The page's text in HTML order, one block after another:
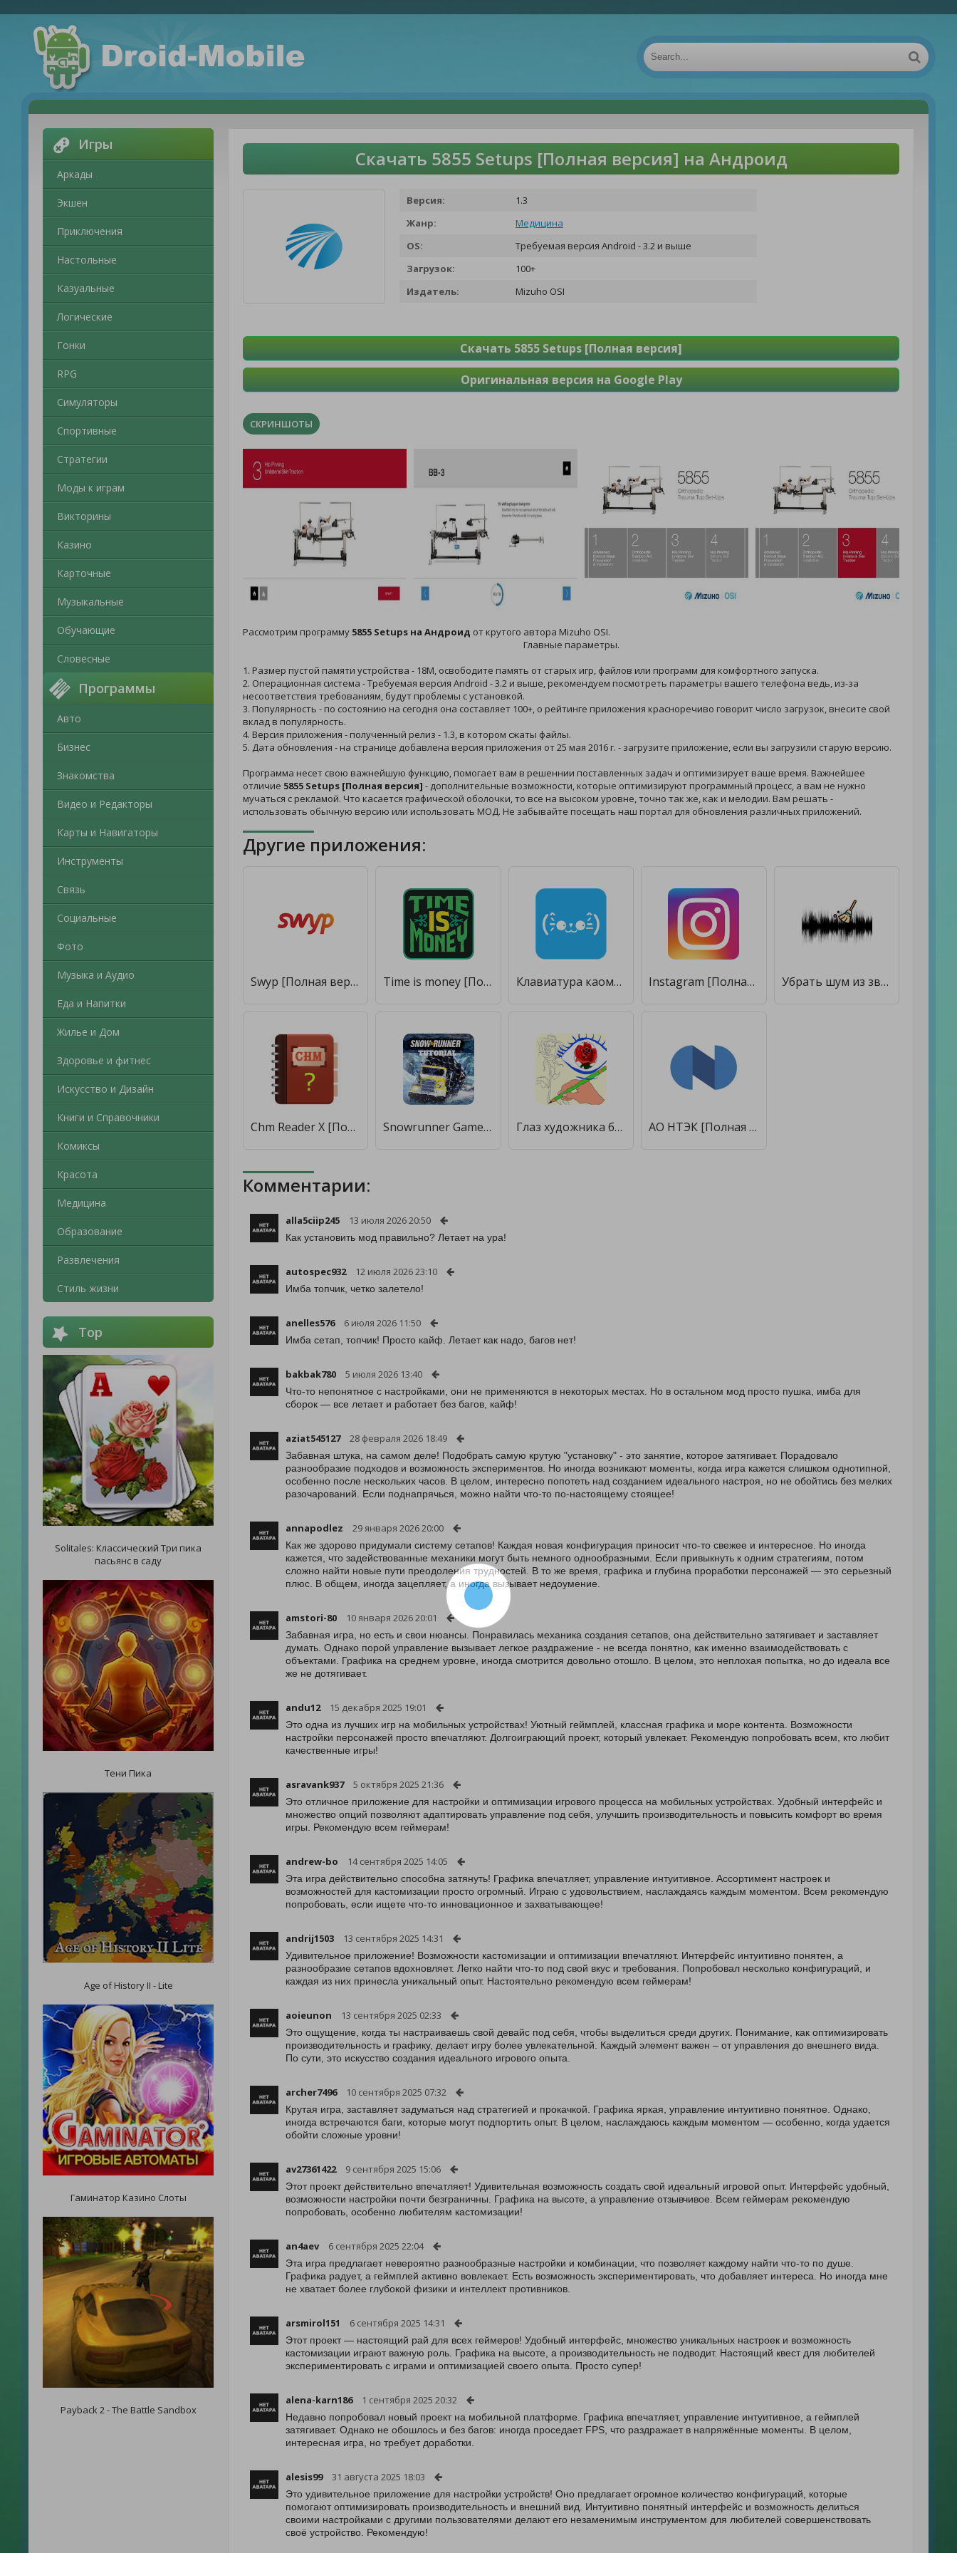
Игры
Аркады
Экшен
Приключения
Настольные
Казуальные
Логические
Гонки
RPG
Симуляторы
Спортивные
Стратегии
Моды к играм
Викторины
Казино
Карточные
Музыкальные
Обучающие
Словесные
Программы
Авто
Бизнес
Знакомства
Видео и Редакторы
Карты и Навигаторы
Инструменты
Связь
Социальные
Фото
Музыка и Аудио
Еда и Напитки
Жилье и Дом
Здоровье и фитнес
Искусство и Дизайн
Книги и Справочники
Комиксы
Красота
Медицина
Образование
Развлечения
Стиль жизни
Top
Solitales: Классический Три пика
пасьянс в саду
Тени Пика
Age of History II - Lite
Гаминатор Казино Слоты
Payback 2 - The Battle Sandbox
Скачать 5855 Setups [Полная версия] на Андроид
Версия:
1.3
Жанр:
Медицина
OS:
Требуемая версия Android - 3.2 и выше
Загрузок:
100+
Издатель:
Mizuho OSI
Скачать 5855 Setups [Полная версия]
Оригинальная версия на Google Play
СКРИНШОТЫ
Рассмотрим программу 5855 Setups на Андроид от крутого автора Mizuho OSI.
Главные параметры.
1. Размер пустой памяти устройства - 18M, освободите память от старых игр, файлов или программ для комфортного запуска.
2. Операционная система - Требуемая версия Android - 3.2 и выше, рекомендуем посмотреть параметры вашего телефона ведь, из-за
несоответствия требованиям, будут проблемы с установкой.
3. Популярность - по состоянию на сегодня она составляет 100+, о рейтинге приложения красноречиво говорит число загрузок, внесите свой
вклад в популярность.
4. Версия приложения - полученный релиз - 1.3, в котором сжаты файлы.
5. Дата обновления - на странице добавлена версия приложения от 25 мая 2016 г. - загрузите приложение, если вы загрузили старую версию.
Программа несет свою важнейшую функцию, помогает вам в решеннии поставленных задач и оптимизирует ваше время. Важнейшее
отличие 5855 Setups [Полная версия] - дополнительные возможности, которые оптимизируют программный процесс, а вам не нужно
мучаться с рекламой. Что касается графической оболочки, то все на высоком уровне, точно так же, как и мелодии. Вам решать -
использовать обычную версию или использовать МОД. Не забывайте посещать наш портал для обновления различных приложений.
Другие приложения:
Swyp [Полная версия] Time is money [Полная версия] Клавиатура каомодзи [Полная версия] Instagram [Полная версия] Убрать шум из звука [Полная версия]
Chm Reader X [Полная версия] Snowrunner Game Tutorial [Полная версия] Глаз художника бесплатно [Полная версия] АО НТЭК [Полная версия]
Комментарии:
alla5ciip245 13 июля 2026 20:50
Как установить мод правильно? Летает на ура!
autospec932 12 июля 2026 23:10
Имба топчик, четко залетело!
anelles576 6 июля 2026 11:50
Имба сетап, топчик! Просто кайф. Летает как надо, багов нет!
bakbak780 5 июля 2026 13:40
Что-то непонятное с настройками, они не применяются в некоторых местах. Но в остальном мод просто пушка, имба для
сборок — все летает и работает без багов, кайф!
aziat545127 28 февраля 2026 18:49
Забавная штука, на самом деле! Подобрать самую крутую "установку" - это занятие, которое затягивает. Порадовало
разнообразие подходов и возможность экспериментов. Но иногда возникают моменты, когда игра кажется слишком однотипной,
особенно после нескольких часов. В целом, интересно попотеть над созданием идеального настроя, но не обойтись без мелких
разочарований. Если поднапрячься, можно найти что-то по-настоящему стоящее!
annapodlez 29 января 2026 20:00
Как же здорово придумали систему сетапов! Каждая новая конфигурация приносит что-то свежее и интересное. Но иногда
кажется, что задействованные механики могут быть немного однообразными. Если привыкнуть к одним стратегиям, потом
сложно найти новые пути преодоления трудностей. В то же время, графика и глубина проработки персонажей — это серьезный
плюс. В общем, иногда зацепляет, а иногда вызывает недоумение.
amstori-80 10 января 2026 20:01
Забавная игра, но есть и свои нюансы. Понравилась механика создания сетапов, она действительно затягивает и заставляет
думать. Однако порой управление вызывает легкое раздражение - не всегда понятно, как именно взаимодействовать с
объектами. Графика на среднем уровне, иногда смотрится довольно отошло. В целом, это неплохая попытка, но до идеала все
же не дотягивает.
andu12 15 декабря 2025 19:01
Это одна из лучших игр на мобильных устройствах! Уютный геймплей, классная графика и море контента. Возможности
настройки персонажей просто впечатляют. Долгоиграющий проект, который увлекает. Рекомендую попробовать всем, кто любит
качественные игры!
asravank937 5 октября 2025 21:36
Это отличное приложение для настройки и оптимизации игрового процесса на мобильных устройствах. Удобный интерфейс и
множество опций позволяют адаптировать управление под себя, улучшить производительность и повысить комфорт во время
игры. Рекомендую всем геймерам!
andrew-bo 14 сентября 2025 14:05
Эта игра действительно способна затянуть! Графика впечатляет, управление интуитивное. Ассортимент настроек и
возможностей для кастомизации просто огромный. Играю с удовольствием, наслаждаясь каждым моментом. Всем рекомендую
попробовать, если ищете что-то инновационное и захватывающее!
andrij1503 13 сентября 2025 14:31
Удивительное приложение! Возможности кастомизации и оптимизации впечатляют. Интерфейс интуитивно понятен, а
разнообразие сетапов вдохновляет. Легко найти что-то под свой вкус и требования. Попробовал несколько конфигураций, и
каждая из них принесла уникальный опыт. Настоятельно рекомендую всем геймерам!
aoieunon 13 сентября 2025 02:33
Это ощущение, когда ты настраиваешь свой девайс под себя, чтобы выделиться среди других. Понимание, как оптимизировать
производительность и графику, делает игру более увлекательной. Каждый элемент важен – от управления до внешнего вида.
По сути, это искусство создания идеального игрового опыта.
archer7496 10 сентября 2025 07:32
Крутая игра, заставляет задуматься над стратегией и прокачкой. Графика яркая, управление интуитивно понятное. Однако,
иногда встречаются баги, которые могут подпортить опыт. В целом, наслаждаюсь каждым моментом — особенно, когда удается
обойти сложные уровни!
av27361422 9 сентября 2025 15:06
Этот проект действительно впечатляет! Удивительная возможность создать свой идеальный игровой опыт. Интерфейс удобный,
возможности настройки почти безграничны. Графика на высоте, а управление отзывчивое. Всем геймерам рекомендую
попробовать, особенно любителям кастомизации!
an4aev 6 сентября 2025 22:04
Эта игра предлагает невероятно разнообразные настройки и комбинации, что позволяет каждому найти что-то по душе.
Графика радует, а геймплей активно вовлекает. Есть возможность экспериментировать, что добавляет интереса. Но иногда мне
не хватает более глубокой физики и интеллект противников.
arsmirol151 6 сентября 2025 14:31
Этот проект — настоящий рай для всех геймеров! Удобный интерфейс, множество уникальных настроек и возможность
кастомизации играют важную роль. Графика на высоте, а производительность не подводит. Настоящий квест для любителей
экспериментировать с играми и оптимизацией своего опыта. Просто супер!
alena-karn186 1 сентября 2025 20:32
Недавно попробовал новый проект на мобильной платформе. Графика впечатляет, управление интуитивное, а геймплей
затягивает. Однако не обошлось и без багов: иногда проседает FPS, что раздражает в напряжённые моменты. В целом,
интересная игра, но требует доработки.
alesis99 31 августа 2025 18:03
Это удивительное приложение для настройки устройств! Оно предлагает огромное количество конфигураций, которые
помогают оптимизировать производительность и внешний вид. Интуитивно понятный интерфейс и возможность делиться
своими настройками с другими пользователями делают его незаменимым инструментом для любителей совершенствовать
своё устройство. Рекомендую!